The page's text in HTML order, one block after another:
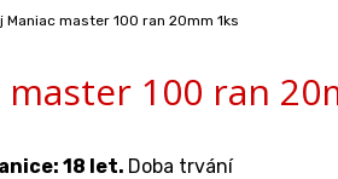
Maniac master 100 ran 20mm 1ks
100 ran
18 let. Doba trvání